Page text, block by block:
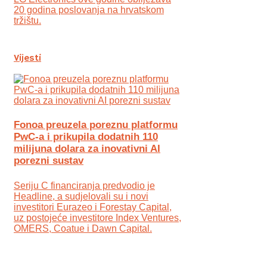
20 godina poslovanja na hrvatskom
tržištu.
Vijesti
Fonoa preuzela poreznu platformu
PwC-a i prikupila dodatnih 110
milijuna dolara za inovativni AI
porezni sustav
Seriju C financiranja predvodio je
Headline, a sudjelovali su i novi
investitori Eurazeo i Forestay Capital,
uz postojeće investitore Index Ventures,
OMERS, Coatue i Dawn Capital.